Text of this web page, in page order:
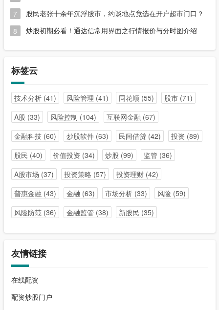
7
股民老张十余年沉浮股市，约谈地点竟选在开户超市门口？
8
炒股初期必看！通达信常用界面之行情报价与分时图介绍
标签云
技术分析(41) 风险管理 (41) 同花顺(55) 股市(71)
A股 (33) 风险控制 (104) 互联网金融 (67)
金融科技(60) 炒股软件(63) 民间借贷(42) 投资 (89)
股民 (40) 价值投资 (34) 炒股 (99) 监管 (36)
A股市场 (37) 投资策略 (57) 投资理财(42)
普惠金融 (43) 金融 (63) 市场分析(33) 风险(59)
风险防范(36) 金融监管 (38) 新股民 (35)
友情链接
在线配资
配资炒股门户